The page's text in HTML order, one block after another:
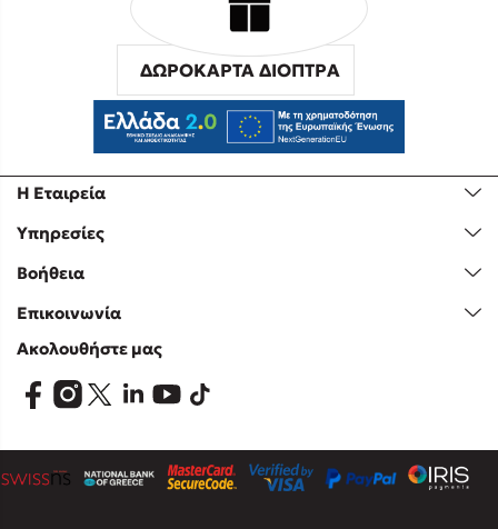
Η Εταιρεία
Υπηρεσίες
Βοήθεια
Επικοινωνία
ΔΩΡΟΚΑΡΤΑ ΔΙΟΠΤΡΑ
Ακολουθήστε μας